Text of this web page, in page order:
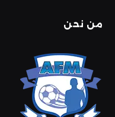
من نحن